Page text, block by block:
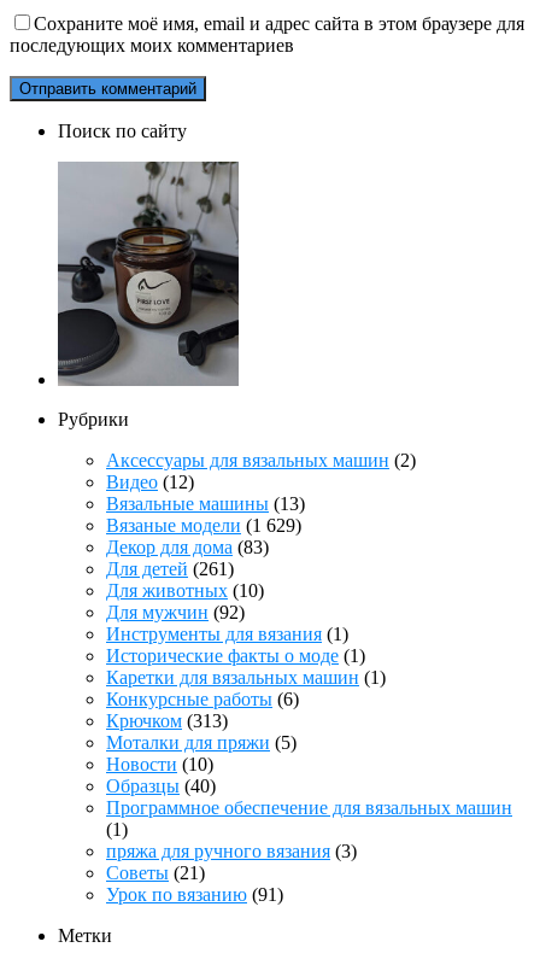
Сохраните моё имя, email и адрес сайта в этом браузере для
последующих моих комментариев
Поиск по сайту
Рубрики
Аксессуары для вязальных машин (2)
Видео (12)
Вязальные машины (13)
Вязаные модели (1 629)
Декор для дома (83)
Для детей (261)
Для животных (10)
Для мужчин (92)
Инструменты для вязания (1)
Исторические факты о моде (1)
Каретки для вязальных машин (1)
Конкурсные работы (6)
Крючком (313)
Моталки для пряжи (5)
Новости (10)
Образцы (40)
Программное обеспечение для вязальных машин
(1)
пряжа для ручного вязания (3)
Советы (21)
Урок по вязанию (91)
Метки